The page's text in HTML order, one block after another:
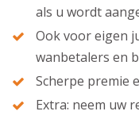
als u wordt
Ook voor eigen
wanbetalers en
Scherpe premie
Extra: neem uw